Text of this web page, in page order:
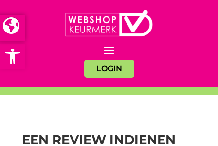
Open toolbar
LOGIN
EEN REVIEW INDIENEN